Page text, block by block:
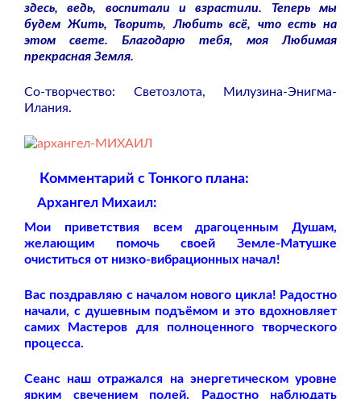
здесь, ведь, воспитали и взрастили. Теперь мы
будем Жить, Творить, Любить всё, что есть на
этом свете. Благодарю тебя, моя Любимая
прекрасная Земля.
Со-творчество: Светозлота, Милузина-Энигма-
Илания.
Комментарий с Тонкого плана:
Архангел Михаил:
Мои приветствия всем драгоценным Душам,
желающим помочь своей Земле-Матушке
очиститься от низко-вибрационных начал!
Вас поздравляю с началом нового цикла! Радостно
начали, с душевным подъёмом и это вдохновляет
самих Мастеров для полноценного творческого
процесса.
Сеанс наш отражался на энергетическом уровне
ярким свечением полей. Радостно наблюдать